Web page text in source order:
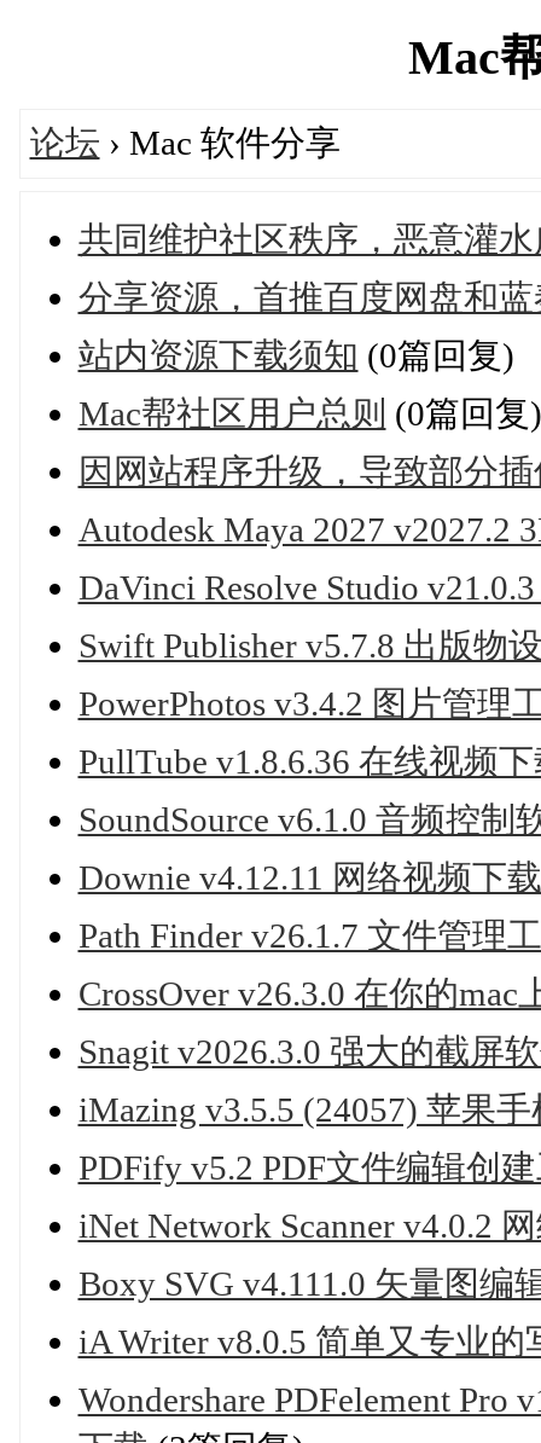
Mac
论坛 › Mac 软件分享
共同维护社区秩序，恶意灌
分享资源，首推百度网盘和
站内资源下载须知 (0篇回复)
Mac帮社区用户总则 (0篇回复)
因网站程序升级，导致部分
Autodesk Maya 2027 v2027.2
DaVinci Resolve Studio
Swift Publisher v5.7.8 出版物
PowerPhotos v3.4.2 图片管理
PullTube v1.8.6.36 在线视频
SoundSource v6.1.0 音频控制
Downie v4.12.11 网络视频下
Path Finder v26.1.7 文件管理
CrossOver v26.3.0 在你的
Snagit v2026.3.0 强大的截屏
iMazing v3.5.5 (24057) 苹果
PDFify v5.2 PDF文件编辑创
iNet Network Scanner v4.0.2
Boxy SVG v4.111.0 矢量图编
iA Writer v8.0.5 简单又专业的
Wondershare PDFelement